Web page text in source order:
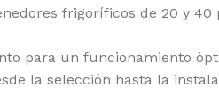
frigoríficos de 20 y 40
para un funcionamiento
la selección hasta la